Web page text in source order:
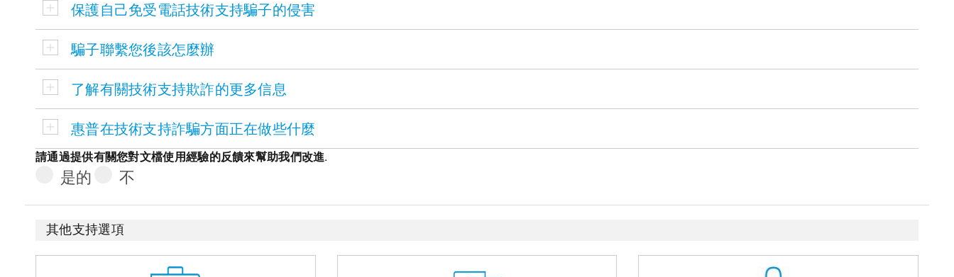
保護自己免受電話技術支持騙子的侵害
騙子聯繫您後該怎麼辦
了解有關技術支持欺詐的更多信息
惠普在技術支持詐騙方面正在做些什麼
請通過提供有關您對文檔使用經驗的反饋來幫助我們改進.
是的 不
其他支持選項